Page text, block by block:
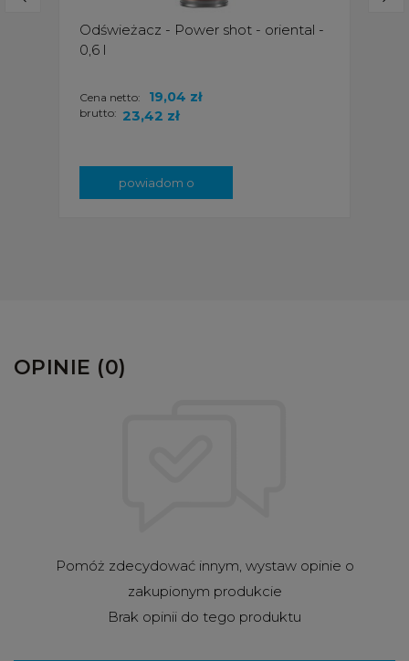
Odświeżacz - Power shot - oriental -
0,6 l
brutto: 23,42 zł
Cena netto: 19,04 zł
powiadom o
OPINIE (0)
Pomóż zdecydować innym, wystaw opinie o
zakupionym produkcie
Brak opinii do tego produktu